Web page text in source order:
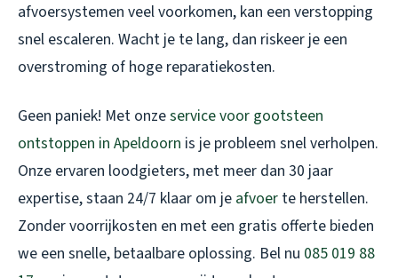
afvoersystemen veel voorkomen, kan een verstopping
snel escaleren. Wacht je te lang, dan riskeer je een
overstroming of hoge reparatiekosten.
Geen paniek! Met onzeservice voor gootsteen
ontstoppen in Apeldoorn is je probleem snel verholpen.
Onze ervaren loodgieters, met meer dan 30 jaar
expertise, staan 24/7 klaar om je afvoer te herstellen.
Zonder voorrijkosten en met een gratis offerte bieden
we een snelle, betaalbare oplossing. Bel nu 085 019 88